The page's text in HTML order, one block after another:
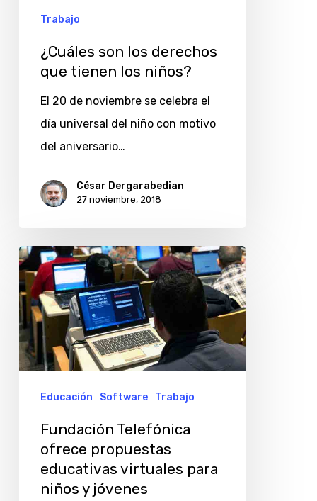
Trabajo
¿Cuáles son los derechos
que tienen los niños?
El 20 de noviembre se celebra el
día universal del niño con motivo
del aniversario…
César Dergarabedian
27 noviembre, 2018
Fundación
Telefónica
ofrece
propuestas
educativas
virtuales
paraEducación Software Trabajo
Fundación Telefónica
ofrece propuestas
educativas virtuales para
niños y jóvenes